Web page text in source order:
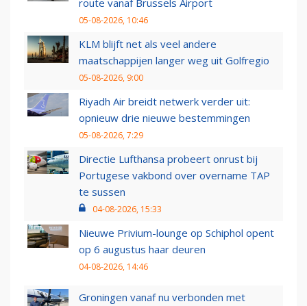
route vanaf Brussels Airport
05-08-2026, 10:46
KLM blijft net als veel andere
maatschappijen langer weg uit Golfregio
05-08-2026, 9:00
Riyadh Air breidt netwerk verder uit:
opnieuw drie nieuwe bestemmingen
05-08-2026, 7:29
Directie Lufthansa probeert onrust bij
Portugese vakbond over overname TAP
te sussen
04-08-2026, 15:33
Nieuwe Privium-lounge op Schiphol opent
op 6 augustus haar deuren
04-08-2026, 14:46
Groningen vanaf nu verbonden met